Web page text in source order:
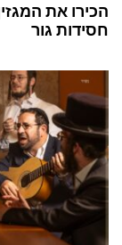
הכירו את
חסידות גור